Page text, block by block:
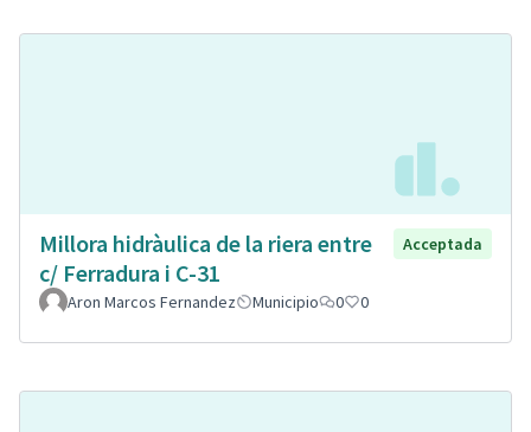
Millora hidràulica de la riera entre
c/ Ferradura i C-31
Acceptada
Aron Marcos Fernandez Municipio 0 0